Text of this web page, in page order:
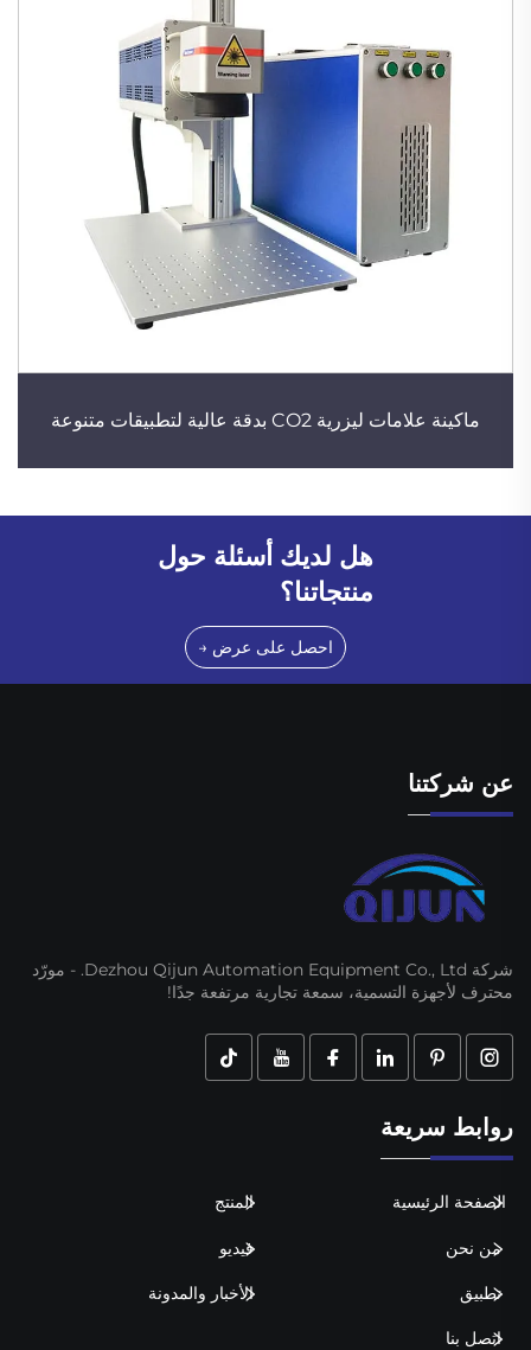
ماكينة علامات ليزرية CO2 بدقة عالية لتطبيقات متنوعة
هل لديك أسئلة حول
منتجاتنا؟
احصل على عرض →
عن شركتنا
شركة Dezhou Qijun Automation Equipment Co., Ltd. - مورّد
محترف لأجهزة التسمية، سمعة تجارية مرتفعة جدًا!
روابط سريعة
الصفحة الرئيسية المنتج
من نحن فيديو
تطبيق الأخبار والمدونة
اتصل بنا